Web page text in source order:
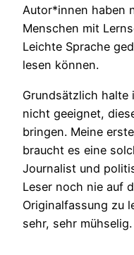
Autor*innen haben
Menschen mit
Leichte Sprache
lesen können.
Grundsätzlich halte
nicht geeignet,
bringen. Meine
braucht es eine
Journalist und
Leser noch nie auf
Originalfassung zu
sehr, sehr mühselig.